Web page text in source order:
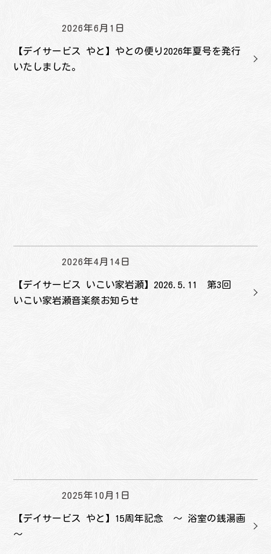
2026年6月1日
【デイサービス やと】やとの便り2026年夏号を発行
いたしました。
2026年4月14日
【デイサービス いこい家岩瀬】2026.5.11 第3回
いこい家岩瀬音楽祭お知らせ
2025年10月1日
【デイサービス やと】15周年記念 ～ 浴室の銭湯画
～